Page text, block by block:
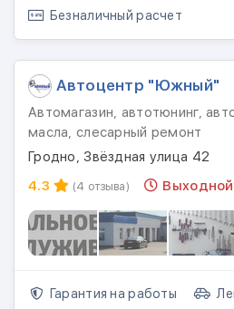
Безналичный расчет
Автоцентр "Южный"
Автомагазин, автотюнинг,
масла, слесарный ремонт
Гродно, Звёздная улица 42
4.3
(4 отзыва) Выходной
Гарантия на работы